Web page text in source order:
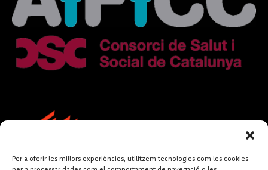
Per a oferir les millors experiències, utilitzem tecnologies com les cookies